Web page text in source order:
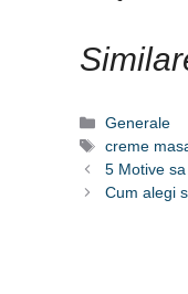
Categorii
Generale
Etichete
creme
5 Motive
Cum alegi